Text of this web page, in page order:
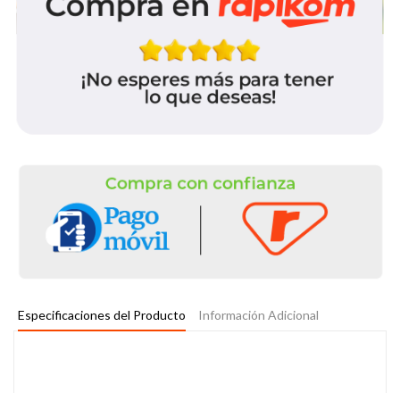
Especificaciones del Producto Información Adicional